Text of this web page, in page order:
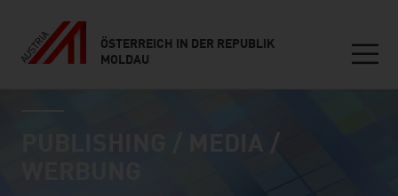
ÖSTERREICH IN DER REPUBLIK
MOLDAU
Inhalt
industry page
PUBLISHING / MEDIA /